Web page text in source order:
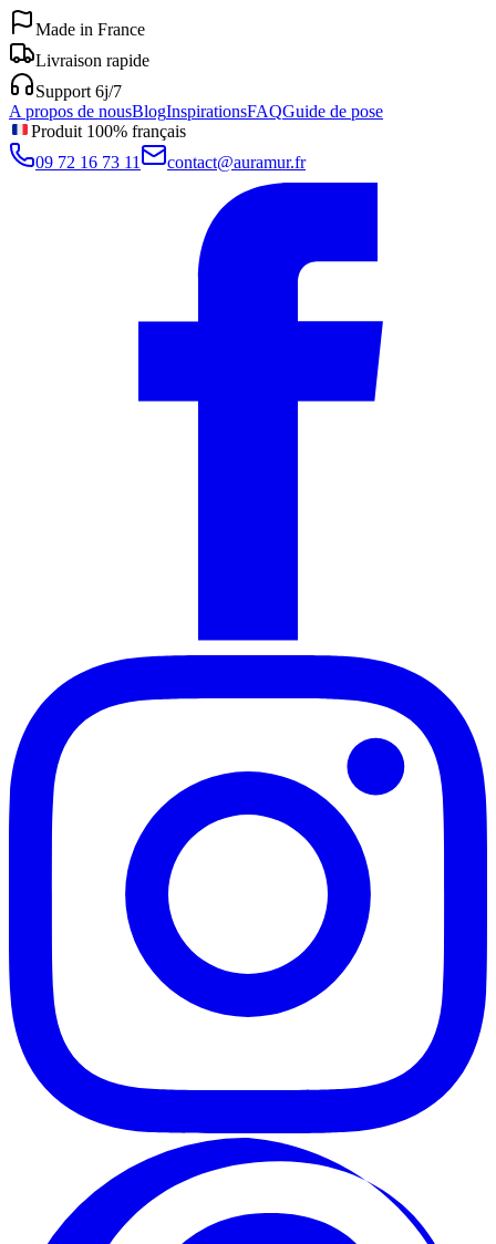
Made in France
Livraison rapide
Support 6j/7
A propos de nousBlogInspirationsFAQGuide de pose
Produit 100% français
09 72 16 73 11
contact@auramur.fr